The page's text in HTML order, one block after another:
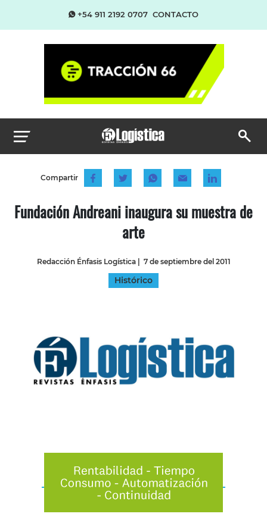
+54 911 2192 0707 CONTACTO
Compartir
Fundación Andreani inaugura su muestra de
arte
Redacción Énfasis Logística| 7 de septiembre del 2011
Histórico